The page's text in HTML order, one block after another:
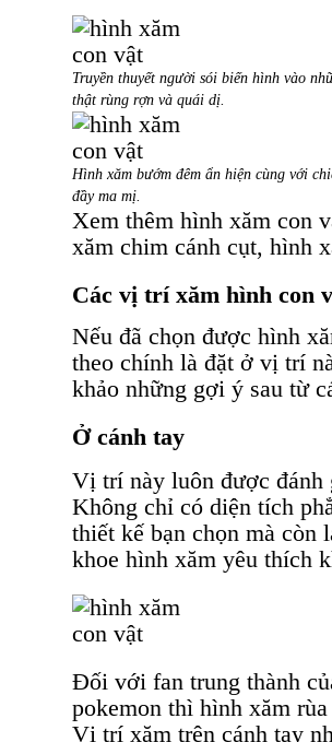
Truyền thuyết người sói biến hình vào
thật rùng rợn và quái dị.
Hình xăm bướm đêm ẩn hiện cùng với
đầy ma mị.
Xem thêm hình xăm con
xăm chim cánh cụt, hình
Các vị trí xăm hình con
Nếu đã chọn được hình
theo chính là đặt ở vị trí
khảo những gợi ý sau từ
Ở cánh tay
Vị trí này luôn được đánh
Không chỉ có diện tích
thiết kế bạn chọn mà còn
khoe hình xăm yêu thích
Đối với fan trung thành
pokemon thì hình xăm
Vị trí xăm trên cánh tay